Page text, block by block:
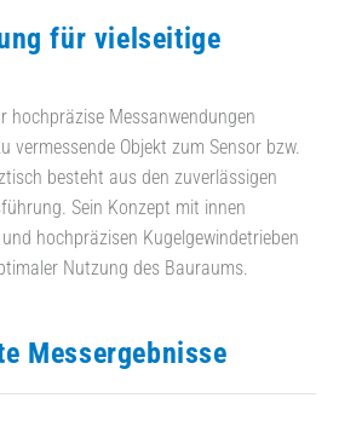
für vielseitige
hochpräzise Messanwendungen
vermessende Objekt zum Sensor bzw.
besteht aus den zuverlässigen
Sein Konzept mit innen
hochpräzisen Kugelgewindetrieben
Nutzung des Bauraums.
Messergebnisse